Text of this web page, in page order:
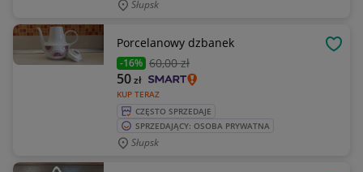
Słupsk
Porcelanowy dzbanek
-16% 60,00 zł
KUP TERAZ
50zł
CZĘSTO SPRZEDAJE
SPRZEDAJĄCY: OSOBA PRYWATNA
Słupsk